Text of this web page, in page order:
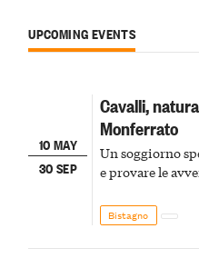
UPCOMING EVENTS
10 MAY
30 SEP
Cavalli,
Monferrato
Un soggiorno
e provare le
Bistagno